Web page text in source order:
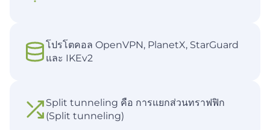
โปรโตคอล OpenVPN, PlanetX, StarGuard
และ IKEv2
Split tunneling คือ การแยกส่วนทราฟฟิก
(Split tunneling)